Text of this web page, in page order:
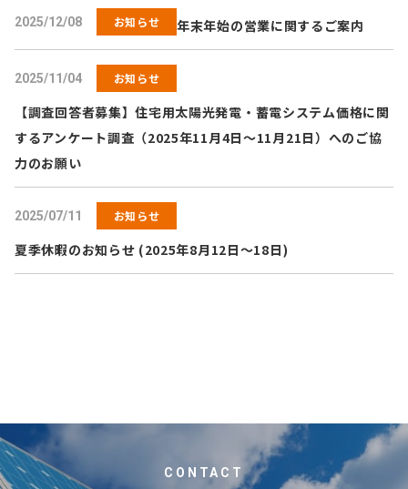
2025/12/08 お知らせ 年末年始の営業に関するご案内
2025/11/04 お知らせ
【調査回答者募集】住宅用太陽光発電・蓄電システム価格に関
するアンケート調査（2025年11月4日～11月21日）へのご協
力のお願い
2025/07/11 お知らせ
夏季休暇のお知らせ (2025年8月12日～18日)
CONTACT